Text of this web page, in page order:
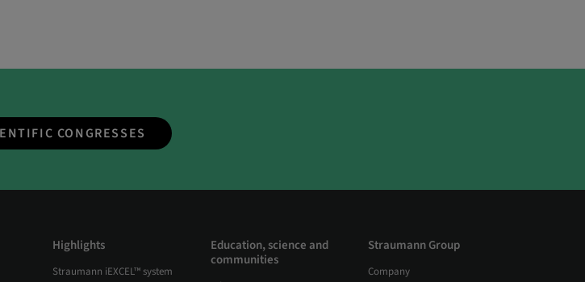
CONGRESSES
Highlights
Straumann iEXCEL™ system
Education, science and
communities
Straumann Group
Company